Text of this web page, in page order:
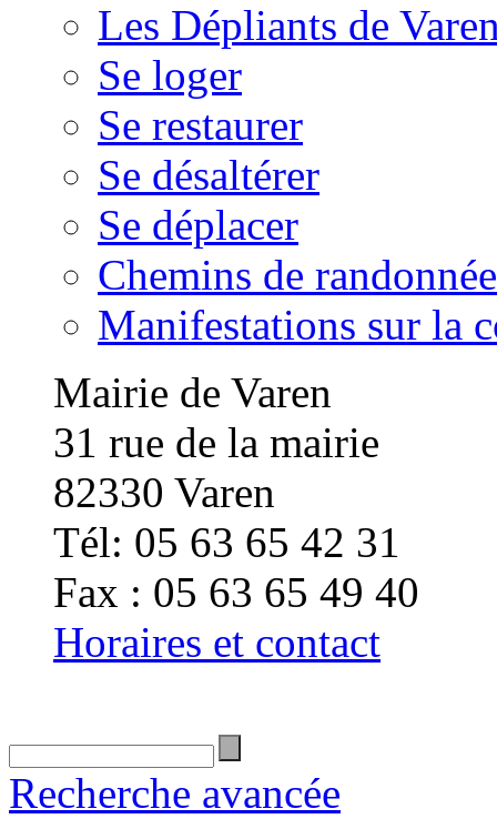
Les Dépliants de
Se loger
Se restaurer
Se désaltérer
Se déplacer
Chemins de randonnée
Manifestations sur la
Mairie de Varen
31 rue de la mairie
82330 Varen
Tél: 05 63 65 42 31
Fax : 05 63 65 49 40
Horaires et contact
Recherche avancée